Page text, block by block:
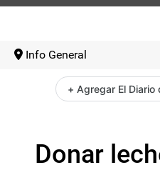
Info General
+ Agregar El Diario
Donar